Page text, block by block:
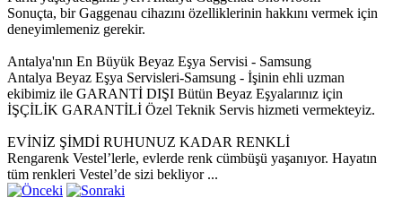
Sonuçta, bir Gaggenau cihazını özelliklerinin hakkını vermek için
deneyimlemeniz gerekir.
Antalya'nın En Büyük Beyaz Eşya Servisi - Samsung
Antalya Beyaz Eşya Servisleri-Samsung - İşinin ehli uzman
ekibimiz ile GARANTİ DIŞI Bütün Beyaz Eşyalarınız için
İŞÇİLİK GARANTİLİ Özel Teknik Servis hizmeti vermekteyiz.
EVİNİZ ŞİMDİ RUHUNUZ KADAR RENKLİ
Rengarenk Vestel’lerle, evlerde renk cümbüşü yaşanıyor. Hayatın
tüm renkleri Vestel’de sizi bekliyor ...